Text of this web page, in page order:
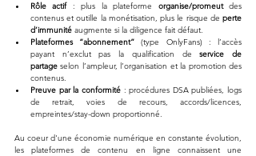
Rôle actif : plus la plateforme organise/promeut des
contenus et outille la monétisation, plus le risque de perte
d’immunité augmente si la diligence fait défaut.
Plateformes “abonnement” (type OnlyFans) : l’accès
payant n’exclut pas la qualification de service de
partage selon l’ampleur, l’organisation et la promotion des
contenus.
Preuve par la conformité : procédures DSA publiées, logs
de retrait, voies de recours, accords/licences,
empreintes/stay-down proportionné.
Au coeur d'une économie numérique en constante évolution,
les plateformes de contenu en ligne connaissent une